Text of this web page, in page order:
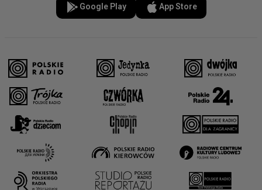
Google Play App Store